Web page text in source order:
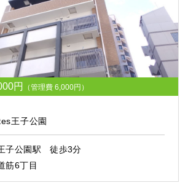
円 （管理費 6,000円）
王子公園
子公園駅 徒歩3分
筋6丁目